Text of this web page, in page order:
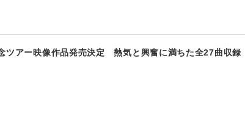
ツアー映像作品発売決定 熱気と興奮に満ちた全27曲収録